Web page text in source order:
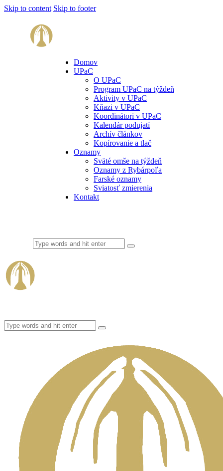
Skip to content Skip to footer
Domov
UPaC
O UPaC
Program UPaC na týždeň
Aktivity v UPaC
Kňazi v UPaC
Koordinátori v UPaC
Kalendár podujatí
Archív článkov
Kopírovanie a tlač
Oznamy
Sväté omše na týždeň
Oznamy z Rybárpoľa
Farské oznamy
Sviatosť zmierenia
Kontakt